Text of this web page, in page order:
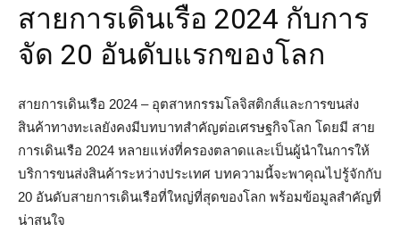
สายการเดินเรือ 2024 กับการ
จัด 20 อันดับแรกของโลก
สายการเดินเรือ 2024 – อุตสาหกรรมโลจิสติกส์และการขนส่ง
สินค้าทางทะเลยังคงมีบทบาทสำคัญต่อเศรษฐกิจโลก โดยมี สาย
การเดินเรือ 2024 หลายแห่งที่ครองตลาดและเป็นผู้นำในการให้
บริการขนส่งสินค้าระหว่างประเทศ บทความนี้จะพาคุณไปรู้จักกับ
20 อันดับสายการเดินเรือที่ใหญ่ที่สุดของโลก พร้อมข้อมูลสำคัญที่
น่าสนใจ